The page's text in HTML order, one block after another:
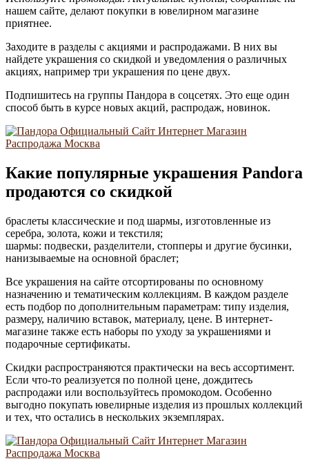
нашем сайте, делают покупки в ювелирном магазине
приятнее.
Заходите в разделы с акциями и распродажами. В них вы
найдете украшения со скидкой и уведомления о различных
акциях, например три украшения по цене двух.
Подпишитесь на группы Пандора в соцсетях. Это еще один
способ быть в курсе новых акций, распродаж, новинок.
Какие популярные украшения Pandora
продаются со скидкой
браслеты классические и под шармы, изготовленные из
серебра, золота, кожи и текстиля;
шармы: подвески, разделители, стопперы и другие бусинки,
нанизываемые на основной браслет;
Все украшения на сайте отсортированы по основному
назначению и тематическим коллекциям. В каждом разделе
есть подбор по дополнительным параметрам: типу изделия,
размеру, наличию вставок, материалу, цене. В интернет-
магазине также есть наборы по уходу за украшениями и
подарочные сертификаты.
Скидки распространяются практически на весь ассортимент.
Если что-то реализуется по полной цене, дождитесь
распродажи или воспользуйтесь промокодом. Особенно
выгодно покупать ювелирные изделия из прошлых коллекций
и тех, что остались в нескольких экземплярах.